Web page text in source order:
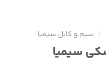
/ سیم و کابل سیمیا